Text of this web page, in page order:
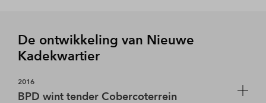
De ontwikkeling van Nieuwe
Kadekwartier
2016
BPD wint tender Cobercoterrein